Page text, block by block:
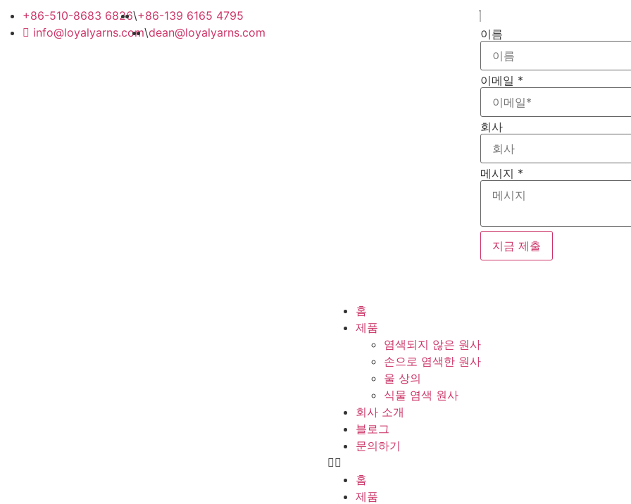
+86-510-8683 6826\+86-139 6165 4795
info@loyalyarns.com\dean@loyalyarns.com 이름
이메일 *
회사
메시지 *
지금 제출
홈
제품
염색되지 않은 원사
손으로 염색한 원사
울 상의
식물 염색 원사
회사 소개
블로그
문의하기
홈
제품